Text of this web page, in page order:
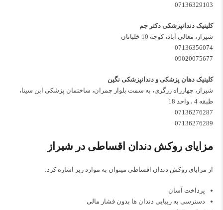
07136329103
کلینیک دندانپزشکی دکتر جم
شیراز، معالی آباد، کوچه 10 خلبانان
07136356074
09020075677
کلینیک دهان پزشکی و دندانپزشکی نگین
شیراز، چهارراه زرگری، به سمت بلوار چمران، ساختمان پزشکی ابن سینا،
طبقه 4 ، واحد 18
07136276287
07136276289
مزایای روکش دندان اقساطی در شیراز
از مزایای روکش دندان اقساطی میتوان به موارد زیر اشاره کرد:
پرداخت آسان
دسترسی به زیبایی دندان ها بدون فشار مالی